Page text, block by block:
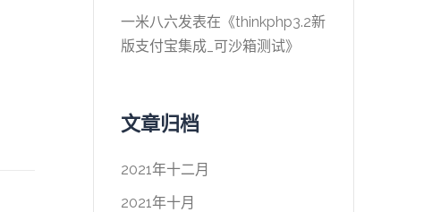
一米八六发表在《thinkphp3.2新
版支付宝集成_可沙箱测试》
文章归档
2021年十二月
2021年十月